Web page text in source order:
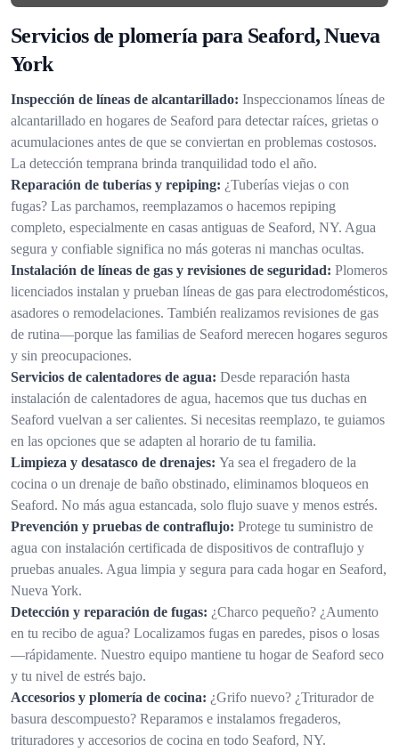
Servicios de plomería para Seaford, Nueva
York
Inspección de líneas de alcantarillado: Inspeccionamos líneas de
alcantarillado en hogares de Seaford para detectar raíces, grietas o
acumulaciones antes de que se conviertan en problemas costosos.
La detección temprana brinda tranquilidad todo el año.
Reparación de tuberías y repiping: ¿Tuberías viejas o con
fugas? Las parchamos, reemplazamos o hacemos repiping
completo, especialmente en casas antiguas de Seaford, NY. Agua
segura y confiable significa no más goteras ni manchas ocultas.
Instalación de líneas de gas y revisiones de seguridad: Plomeros
licenciados instalan y prueban líneas de gas para electrodomésticos,
asadores o remodelaciones. También realizamos revisiones de gas
de rutina—porque las familias de Seaford merecen hogares seguros
y sin preocupaciones.
Servicios de calentadores de agua: Desde reparación hasta
instalación de calentadores de agua, hacemos que tus duchas en
Seaford vuelvan a ser calientes. Si necesitas reemplazo, te guiamos
en las opciones que se adapten al horario de tu familia.
Limpieza y desatasco de drenajes: Ya sea el fregadero de la
cocina o un drenaje de baño obstinado, eliminamos bloqueos en
Seaford. No más agua estancada, solo flujo suave y menos estrés.
Prevención y pruebas de contraflujo: Protege tu suministro de
agua con instalación certificada de dispositivos de contraflujo y
pruebas anuales. Agua limpia y segura para cada hogar en Seaford,
Nueva York.
Detección y reparación de fugas: ¿Charco pequeño? ¿Aumento
en tu recibo de agua? Localizamos fugas en paredes, pisos o losas
—rápidamente. Nuestro equipo mantiene tu hogar de Seaford seco
y tu nivel de estrés bajo.
Accesorios y plomería de cocina: ¿Grifo nuevo? ¿Triturador de
basura descompuesto? Reparamos e instalamos fregaderos,
trituradores y accesorios de cocina en todo Seaford, NY.